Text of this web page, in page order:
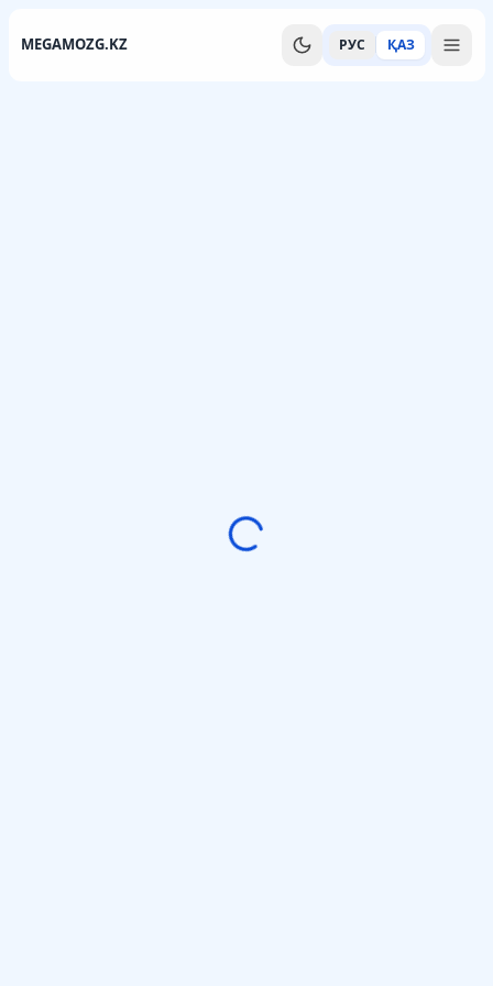
MEGAMOZG.KZ РУС ҚАЗ